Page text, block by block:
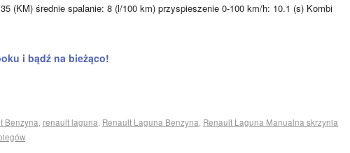
(KM) średnie spalanie: 8 (l/100 km) przyspieszenie 0-100 km/h: 10.1 (s) Kombi
i bądź na bieżąco!
Benzyna renault laguna Renault Laguna Benzyna Renault Laguna Manualna skrzynia